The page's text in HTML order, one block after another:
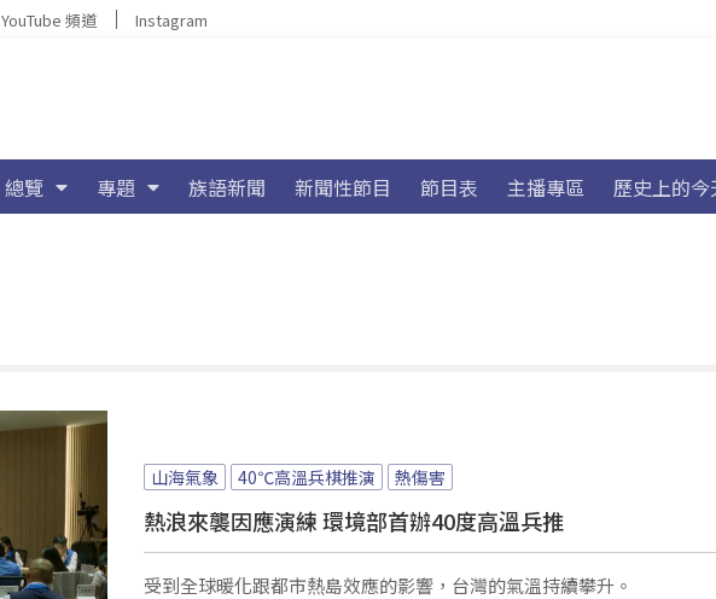
YouTube 頻道 Instagram
總覽 專題 族語新聞 新聞性節目 節目表 主播專區 歷史上的今
山海氣象 40℃高溫兵棋推演 熱傷害
熱浪來襲因應演練 環境部首辦40度高溫兵推
受到全球暖化跟都市熱島效應的影響，台灣的氣溫持續攀升。